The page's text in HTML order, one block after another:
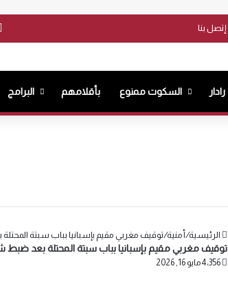
إتصل بنا
رادار السكوت ممنوع بأقلامهم البرامج
الرئيسية/أمنية/توقيف مغربي مقيم بإسبانيا بباب سبتة
توقيف مغربي مقيم بإسبانيا بباب سبتة المحتلة بعد
مايو 16, 2026